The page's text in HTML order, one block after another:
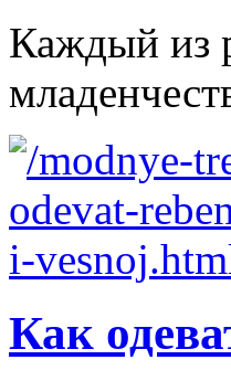
Каждый из
Как